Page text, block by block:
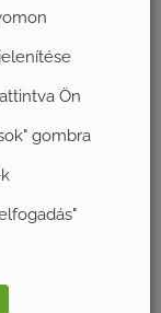
a
Ön
gombra